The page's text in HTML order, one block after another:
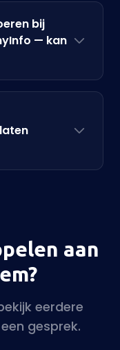
bij
— kan
aan
eerdere
gesprek.